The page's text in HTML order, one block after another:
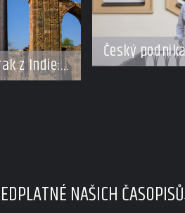
z Indie:
už 1
Český
Richard
NAŠICH ČASOPISŮ